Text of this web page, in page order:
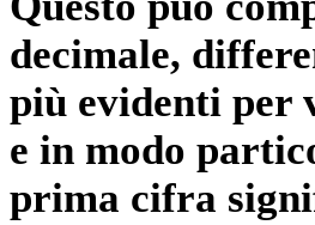
decimale,
più evidenti per
e in modo
prima cifra